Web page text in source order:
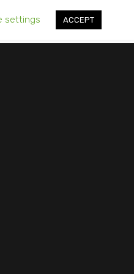
settings ACCEPT